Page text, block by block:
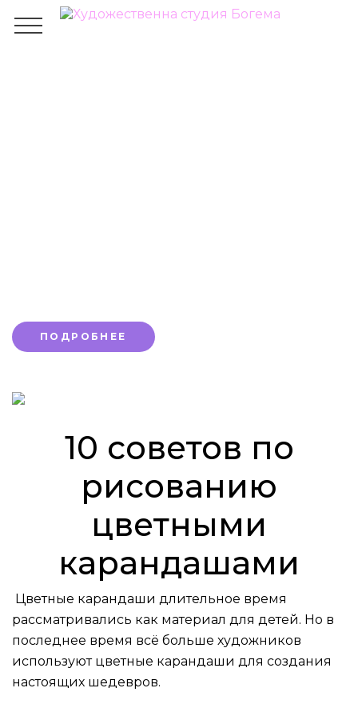
ПОДРОБНЕЕ
10 советов по
рисованию
цветными
карандашами
Цветные карандаши длительное время
рассматривались как материал для детей. Но в
последнее время всё больше художников
используют цветные карандаши для создания
настоящих шедевров.